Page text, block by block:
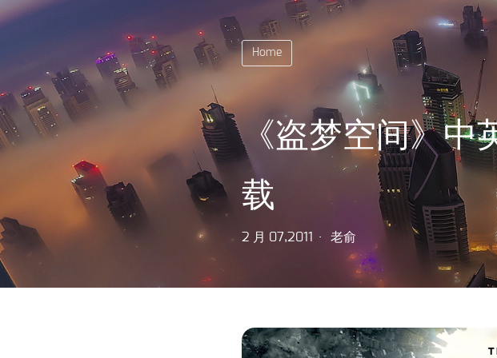
Home
《盗梦空间》中
载
2 月 07,2011 老俞